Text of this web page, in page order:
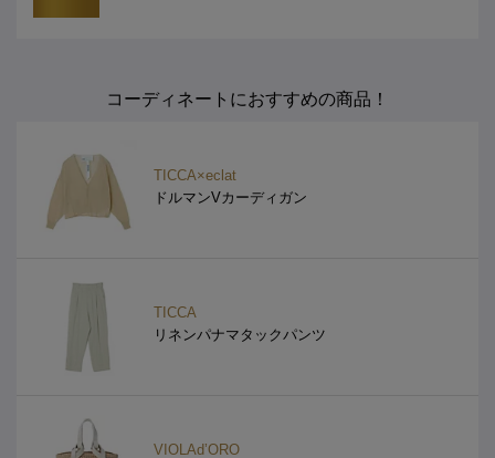
コーディネートにおすすめの商品！
TICCA×eclat
ドルマンVカーディガン
TICCA
リネンパナマタックパンツ
VIOLAd’ORO